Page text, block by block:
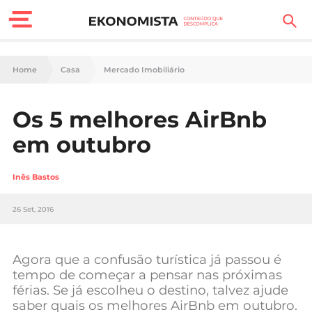
Finanças Pessoais
Carreira
Tecnologia
Negócios
Home Casa Mercado Imobiliário
Os 5 melhores AirBnb
em outubro
Inês Bastos
26 Set, 2016
Agora que a confusão turística já passou é
tempo de começar a pensar nas próximas
férias. Se já escolheu o destino, talvez ajude
saber quais os melhores AirBnb em outubro.